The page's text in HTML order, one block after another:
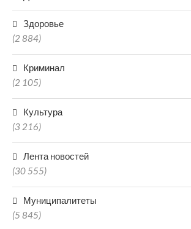
Здоровье
(2 884)
Криминал
(2 105)
Культура
(3 216)
Лента новостей
(30 555)
Муниципалитеты
(5 845)